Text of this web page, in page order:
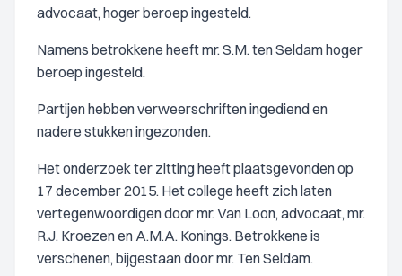
advocaat, hoger beroep ingesteld.
Namens betrokkene heeft mr. S.M. ten Seldam hoger
beroep ingesteld.
Partijen hebben verweerschriften ingediend en
nadere stukken ingezonden.
Het onderzoek ter zitting heeft plaatsgevonden op
17 december 2015. Het college heeft zich laten
vertegenwoordigen door mr. Van Loon, advocaat, mr.
R.J. Kroezen en A.M.A. Konings. Betrokkene is
verschenen, bijgestaan door mr. Ten Seldam.